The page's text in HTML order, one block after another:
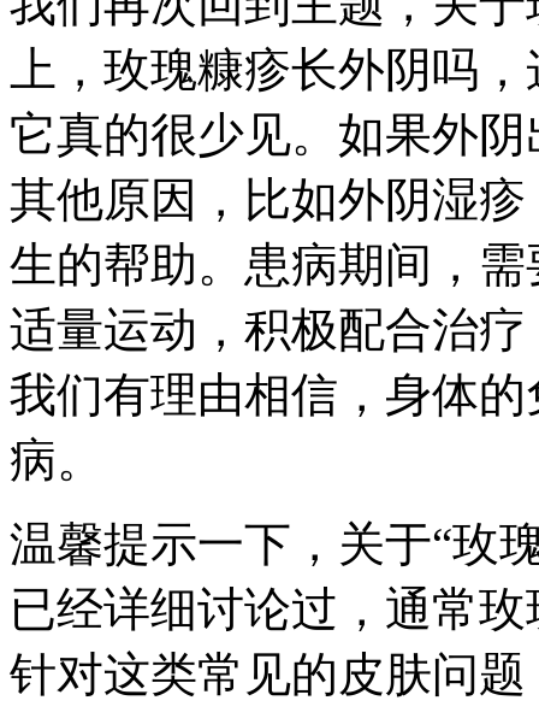
上，玫瑰糠疹长外阴吗
它真的很少见。如果外
其他原因，比如外阴湿
生的帮助。患病期间，
适量运动，积极配合治
我们有理由相信，身体
病。
温馨提示一下，关于“玫
已经详细讨论过，通常
针对这类常见的皮肤问